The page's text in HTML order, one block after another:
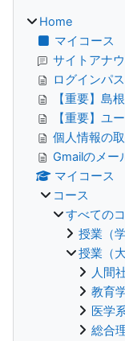
Home
マイコース
サイトアナ
ログインパ
【重要】島
【重要】ユ
個人情報の
Gmailのメー
マイコース
コース
すべての
授業（
授業（
人間
教育
医学
総合